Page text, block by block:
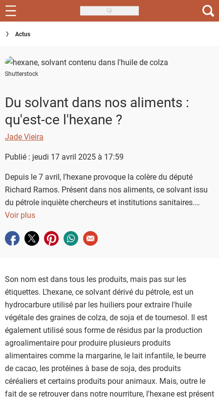
Skip
to
main
Recettes
Inspirations
Conseils
Menu de la semaine
Actus
Téléchargez l'app Saveurs Recettes
Index des recettes
Guide d'achat
Actus
Shutterstock
Du solvant dans nos aliments :
qu'est-ce l'hexane ?
Jade Vieira
Publié : jeudi 17 avril 2025 à 17:59
Depuis le 7 avril, l’hexane provoque la colère du député
Richard Ramos. Présent dans nos aliments, ce solvant issu
du pétrole inquiète chercheurs et institutions sanitaires.
Pourtant, il échappe encore à la vigilance des
Voir plus
Partager sur facebook
Partager sur twitter
Partager sur pinterest
Partager sur whatsapp
Envoyer à un ami
Son nom est dans tous les produits, mais pas sur les
étiquettes. L'hexane, ce solvant dérivé du pétrole, est un
hydrocarbure utilisé par les huiliers pour extraire l'huile
végétale des graines de colza, de soja et de tournesol. Il est
également utilisé sous forme de résidus par la production
agroalimentaire pour produire plusieurs produits
alimentaires comme la margarine, le lait infantile, le beurre
de cacao, les protéines à base de soja, des produits
céréaliers et certains produits pour animaux. Mais, outre le
fait de se retrouver dans notre nourriture, l'hexane est présent